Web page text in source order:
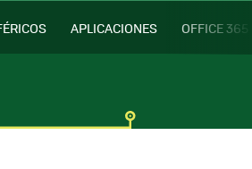
APLICACIONES OFFICE 365